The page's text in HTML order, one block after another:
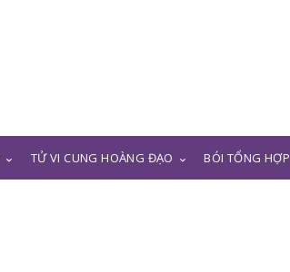
TỬ VI CUNG HOÀNG ĐẠO BÓI TỔNG HỢP